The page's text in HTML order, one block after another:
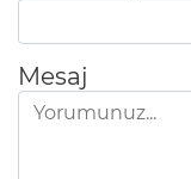
Mesaj